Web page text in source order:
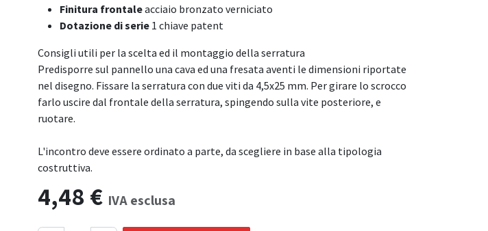
Finitura frontaleacciaio bronzato verniciato
Dotazione di serie 1 chiave patent
Consigli utili per la scelta ed il montaggio della serratura
Predisporre sul pannello una cava ed una fresata aventi le dimensioni riportate
nel disegno. Fissare la serratura con due viti da 4,5x25 mm. Per girare lo scrocco
farlo uscire dal frontale della serratura, spingendo sulla vite posteriore, e
ruotare.
L'incontro deve essere ordinato a parte, da scegliere in base alla tipologia
costruttiva.
4,48 € IVA esclusa